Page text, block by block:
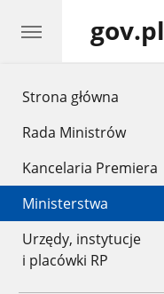
Strona główna
Rada Ministrów
Kancelaria Premiera
Ministerstwa
Urzędy, instytucje
i placówki RP
gov.pl